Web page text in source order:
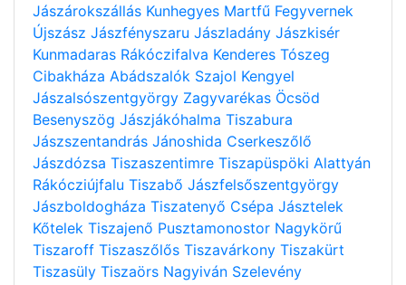
Jászárokszállás Kunhegyes Martfű Fegyvernek
Újszász Jászfényszaru Jászladány Jászkisér
Kunmadaras Rákóczifalva Kenderes Tószeg
Cibakháza Abádszalók Szajol Kengyel
Jászalsószentgyörgy Zagyvarékas Öcsöd
Besenyszög Jászjákóhalma Tiszabura
Jászszentandrás Jánoshida Cserkeszőlő
Jászdózsa Tiszaszentimre Tiszapüspöki Alattyán
Rákócziújfalu Tiszabő Jászfelsőszentgyörgy
Jászboldogháza Tiszatenyő Csépa Jásztelek
Kőtelek Tiszajenő Pusztamonostor Nagykörű
Tiszaroff Tiszaszőlős Tiszavárkony Tiszakürt
Tiszasüly Tiszaörs Nagyiván Szelevény